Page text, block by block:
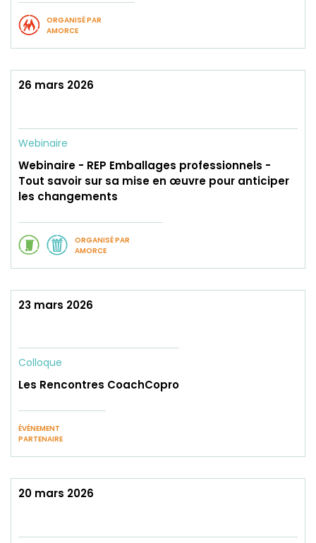
ORGANISÉ PAR
AMORCE
26 mars 2026
Webinaire
Webinaire - REP Emballages professionnels -
Tout savoir sur sa mise en œuvre pour anticiper
les changements
ORGANISÉ PAR
AMORCE
23 mars 2026
Colloque
Les Rencontres CoachCopro
ÉVÉNEMENT
PARTENAIRE
20 mars 2026